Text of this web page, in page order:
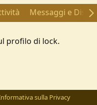
Messaggi e
profilo di lock.
sulla Privacy